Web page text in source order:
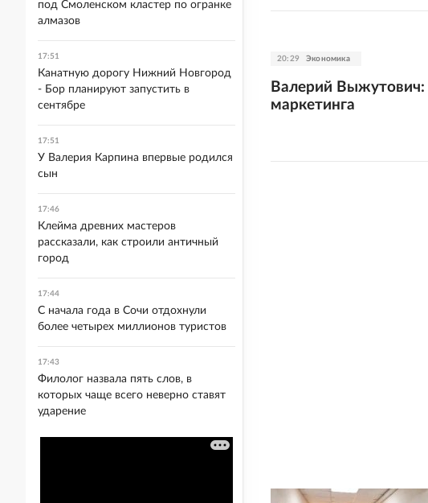
20:29 Экономика
Валерий
маркетинга
под Смоленском кластер по огранке
алмазов
17:51
Канатную дорогу Нижний Новгород
- Бор планируют запустить в
сентябре
17:51
У Валерия Карпина впервые родился
сын
17:46
Клейма древних мастеров
рассказали, как строили античный
город
17:44
С начала года в Сочи отдохнули
более четырех миллионов туристов
17:43
Филолог назвала пять слов, в
которых чаще всего неверно ставят
ударение